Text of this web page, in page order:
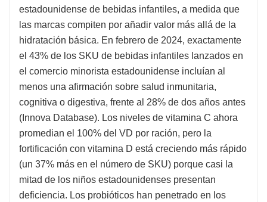
estadounidense de bebidas infantiles, a medida que
las marcas compiten por añadir valor más allá de la
hidratación básica. En febrero de 2024, exactamente
el 43% de los SKU de bebidas infantiles lanzados en
el comercio minorista estadounidense incluían al
menos una afirmación sobre salud inmunitaria,
cognitiva o digestiva, frente al 28% de dos años antes
(Innova Database). Los niveles de vitamina C ahora
promedian el 100% del VD por ración, pero la
fortificación con vitamina D está creciendo más rápido
(un 37% más en el número de SKU) porque casi la
mitad de los niños estadounidenses presentan
deficiencia. Los probióticos han penetrado en los